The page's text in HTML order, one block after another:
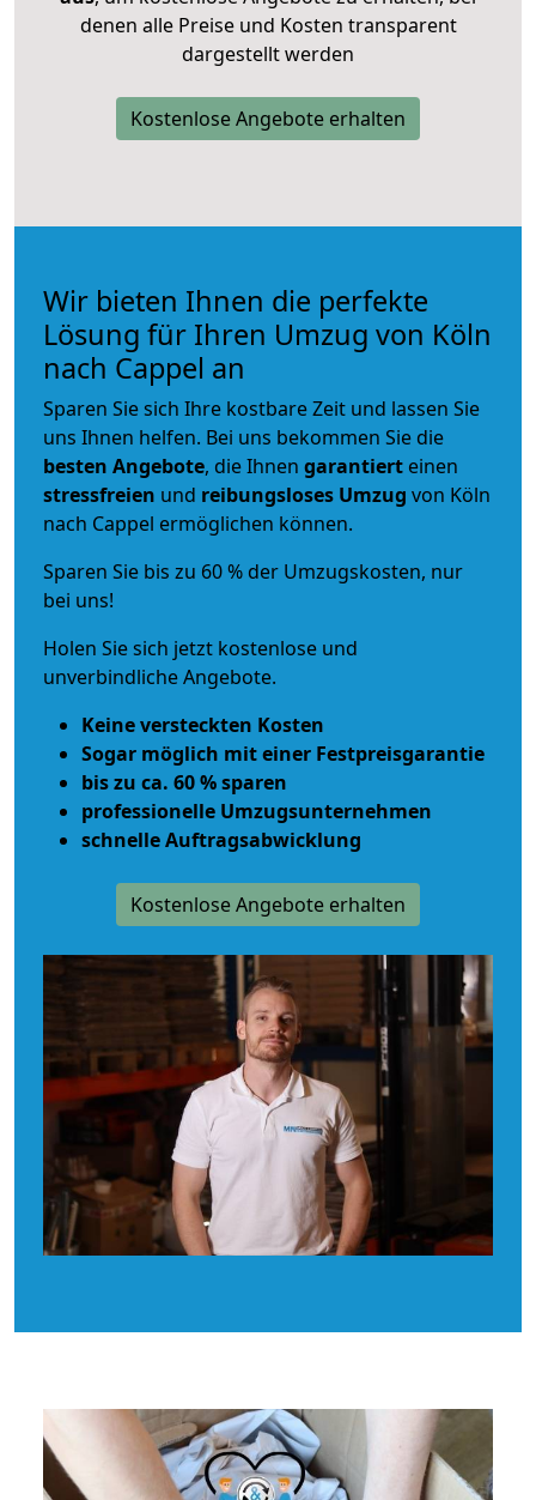
denen alle Preise und Kosten transparent
dargestellt werden
Kostenlose Angebote erhalten
Wir bieten Ihnen die perfekte
Lösung für Ihren Umzug von Köln
nach Cappel an
Sparen Sie sich Ihre kostbare Zeit und lassen Sie
uns Ihnen helfen. Bei uns bekommen Sie die
besten Angebote, die Ihnen garantiert einen
stressfreien und reibungsloses Umzug von Köln
nach Cappel ermöglichen können.
Sparen Sie bis zu 60 % der Umzugskosten, nur
bei uns!
Holen Sie sich jetzt kostenlose und
unverbindliche Angebote.
Keine versteckten Kosten
Sogar möglich mit einer Festpreisgarantie
bis zu ca. 60 % sparen
professionelle Umzugsunternehmen
schnelle Auftragsabwicklung
Kostenlose Angebote erhalten